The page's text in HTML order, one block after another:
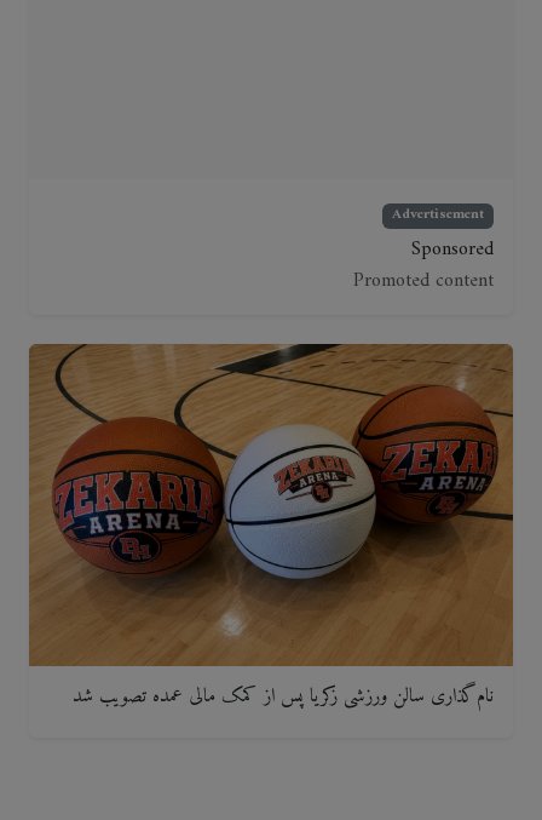
Advertisement
Sponsored
Promoted content
نام‌گذاری سالن ورزشی زکریا پس از کمک مالی عمده تصویب شد